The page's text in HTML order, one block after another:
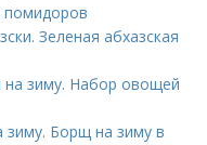
помидоров
Зеленая абхазская
на зиму. Набор овощей
зиму. Борщ на зиму в